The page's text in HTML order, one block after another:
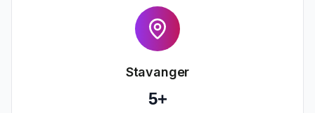
Stavanger
5+